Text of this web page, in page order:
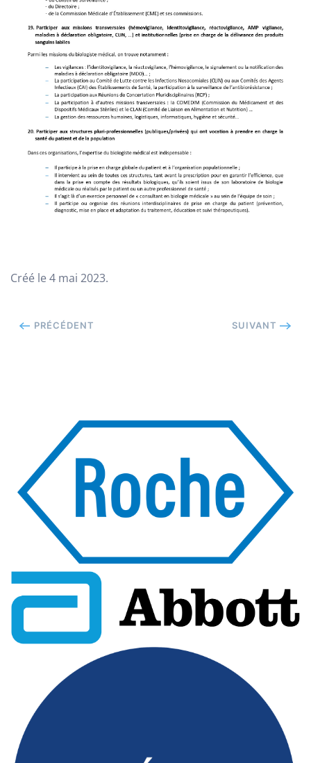
Créé le 4 mai 2023.
PRÉCÉDENT SUIVANT